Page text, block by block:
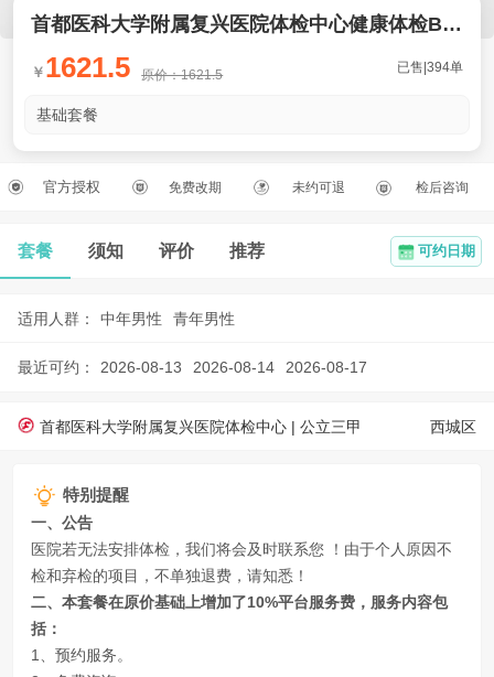
首都医科大学附属复兴医院体检中心健康体检B套餐 男
￥ 1621.5 原价：1621.5 已售|394单
基础套餐
官方授权 免费改期 未约可退 检后咨询
套餐 须知 评价 推荐 可约日期
适用人群： 中年男性 青年男性
最近可约： 2026-08-13 2026-08-14 2026-08-17
首都医科大学附属复兴医院体检中心 | 公立三甲 西城区
特别提醒
一、公告
医院若无法安排体检，我们将会及时联系您 ！由于个人原因不
检和弃检的项目，不单独退费，请知悉！
二、本套餐在原价基础上增加了10%平台服务费，服务内容包
括：
1、预约服务。